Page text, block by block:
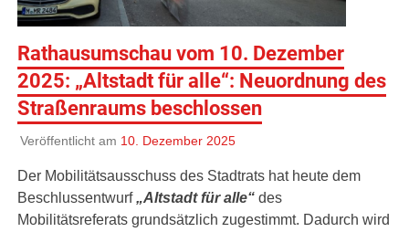
Rathausumschau vom 10. Dezember
2025: „Altstadt für alle“: Neuordnung des
Straßenraums beschlossen
Veröffentlicht am 10. Dezember 2025
Der Mobilitätsausschuss des Stadtrats hat heute dem
Beschlussentwurf„Altstadt für alle“ des
Mobilitätsreferats grundsätzlich zugestimmt. Dadurch wird